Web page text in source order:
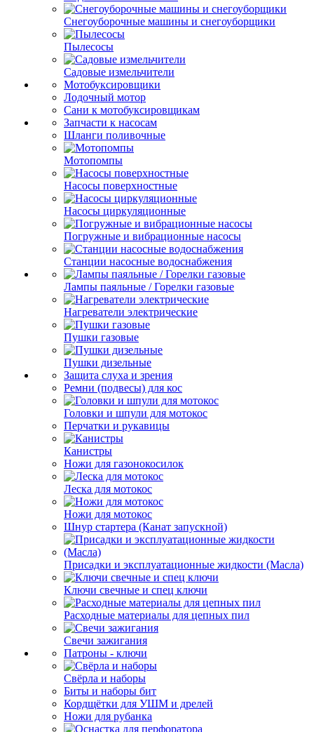
Снегоуборочные машины и снегоуборщики
Пылесосы
Садовые измельчители
Мотобуксировщики
Лодочный мотор
Сани к мотобуксировщикам
Запчасти к насосам
Шланги поливочные
Мотопомпы
Насосы поверхностные
Насосы циркуляционные
Погружные и вибрационные насосы
Станции насосные водоснабжения
Лампы паяльные / Горелки газовые
Нагреватели электрические
Пушки газовые
Пушки дизельные
Защита слуха и зрения
Ремни (подвесы) для кос
Головки и шпули для мотокос
Перчатки и рукавицы
Канистры
Ножи для газонокосилок
Леска для мотокос
Ножи для мотокос
Шнур стартера (Канат запускной)
Присадки и эксплуатационные жидкости (Масла)
Ключи свечные и спец ключи
Расходные материалы для цепных пил
Свечи зажигания
Патроны - ключи
Свёрла и наборы
Биты и наборы бит
Кордщётки для УШМ и дрелей
Ножи для рубанка